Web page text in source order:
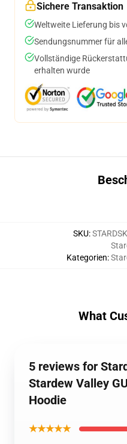
Sichere Transaktion
Weltweite Lieferung bis
Sendungsnummer für
Vollständige
erhalten wurde
SKU:
Kategorien:
What
5 reviews for
Stardew Valley
Hoodie
★★★★★